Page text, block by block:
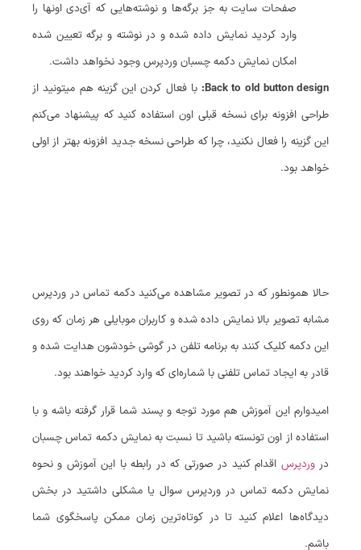
صفحات سایت به جز برگه‌ها و نوشته‌هایی که آی‌دی اونها را
وارد کردید نمایش داده شده و در نوشته و برگه تعیین شده
امکان نمایش دکمه چسبان وردپرس وجود نخواهد داشت.
Back to old button design: با فعال کردن این گزینه هم میتونید از
طراحی افزونه برای نسخه قبلی اون استفاده کنید که پیشنهاد می‌کنم
این گزینه را فعال نکنید، چرا که طراحی نسخه جدید افزونه بهتر از اولی
خواهد بود.
حالا همونطور که در تصویر مشاهده می‌کنید دکمه تماس در وردپرس
مشابه تصویر بالا نمایش داده شده و کاربران موبایلی هر زمان که روی
این دکمه کلیک کنند به برنامه تلفن در گوشی خودشون هدایت شده و
قادر به ایجاد تماس تلفنی با شماره‌ای که وارد کردید خواهند بود.
امیدوارم این آموزش هم مورد توجه و پسند شما قرار گرفته باشه و با
استفاده از اون تونسته باشید تا نسبت به نمایش دکمه تماس چسبان
دروردپرس اقدام کنید در صورتی که در رابطه با این آموزش و نحوه
نمایش دکمه تماس در وردپرس سوال یا مشکلی داشتید در بخش
دیدگاه‌ها اعلام کنید تا در کوتاه‌ترین زمان ممکن پاسخگوی شما
باشم.